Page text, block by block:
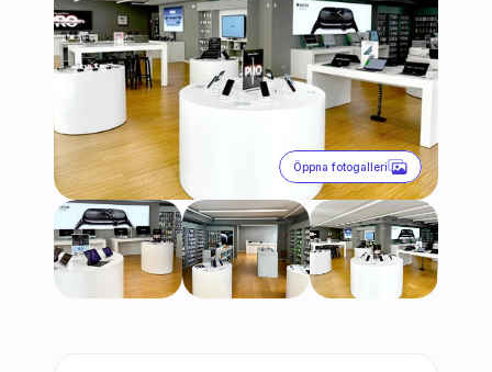
Öppna fotogalleri